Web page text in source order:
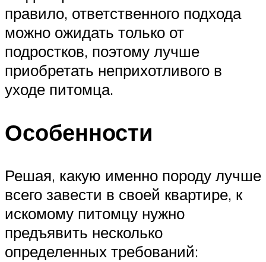
правило, ответственного подхода
можно ожидать только от
подростков, поэтому лучше
приобретать неприхотливого в
уходе питомца.
Особенности
Решая, какую именно породу лучше
всего завести в своей квартире, к
искомому питомцу нужно
предъявить несколько
определенных требований: